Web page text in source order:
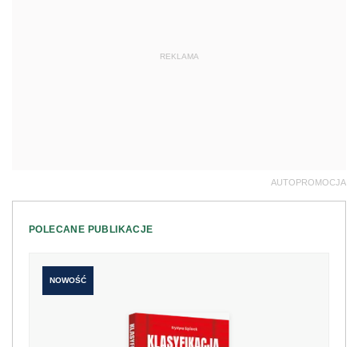
REKLAMA
AUTOPROMOCJA
POLECANE PUBLIKACJE
NOWOŚĆ